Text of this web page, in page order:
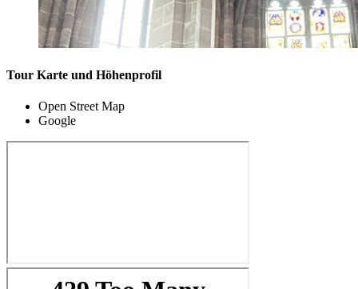
Tour Karte und Höhenprofil
Open Street Map
Google